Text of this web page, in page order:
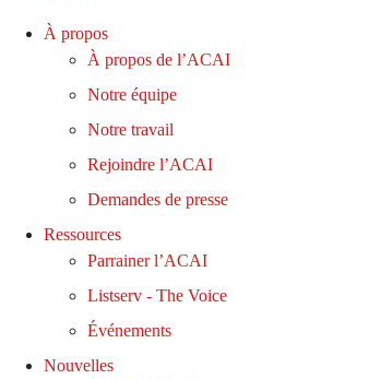
À propos
À propos de l’ACAI
Notre équipe
Notre travail
Rejoindre l’ACAI
Demandes de presse
Ressources
Parrainer l’ACAI
Listserv - The Voice
Événements
Nouvelles